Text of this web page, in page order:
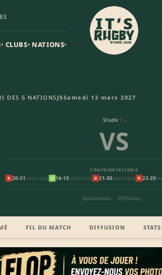
▾ CLUBS▾ NATIONS▾
6 nations
DES 6 NATIONSJ5Samedi 13 mars 2027
Stade : -
VS
CONFRONTATIONS
D 20-31 14/02/2026 V 16-1522/02/2025 D 21-3024/02/2024 D 23-29
Spectateurs : -·Diffuseur : -
FIL DU MATCH DIFFUSION STATS